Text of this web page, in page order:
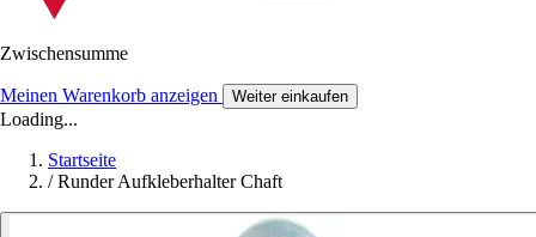
Zwischensumme
Meinen Warenkorb anzeigen Weiter einkaufen
Loading...
Startseite
/ Runder Aufkleberhalter Chaft